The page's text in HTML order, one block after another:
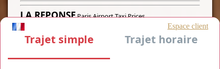
LA REPONSEParis Airport Taxi Prices
Vous souhaitez connaitre le Paris Airport Taxi Pricesdès à
TaxisRoissyqui vous permettent de découvrir le